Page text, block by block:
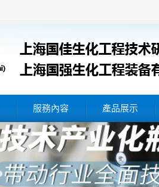
服務內容 產品展示